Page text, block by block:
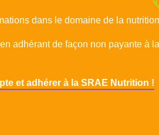
dans le domaine de la
adhérant de façon non payante à
et adhérer à la SRAE Nutrition !